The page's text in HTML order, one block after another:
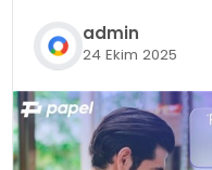
admin
24 Ekim 2025